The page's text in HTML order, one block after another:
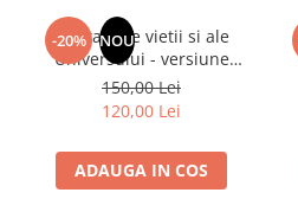
Umor
Birotica & Papetarie
Adezivi si benzi adezive
Articole Birotica
Accesorii Arhivare
Calculator
-20% NOU
Din tainele vietii si ale
Universului - versiune
originala din 1939.
Volumele I-III. Cutie de
colectie -Scarlat
Demetrescu
150,00 Lei
120,00 Lei
ADAUGA IN COS